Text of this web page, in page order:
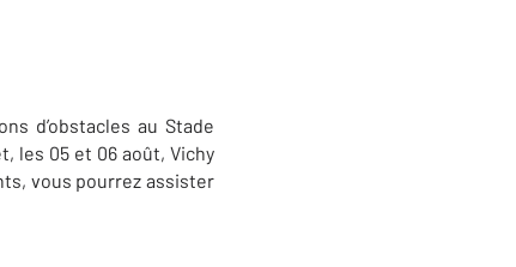
d’obstacles au Stade
les 05 et 06 août, Vichy
vous pourrez assister